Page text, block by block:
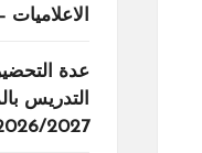
الاعلاميات – 2026/
عدة
التدريس
2027